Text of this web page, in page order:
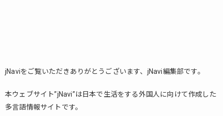
jNaviをご覧いただきありがとうございます、jNavi編集部です。
本ウェブサイト”jNavi”は日本で生活をする外国人に向けて作成した
多言語情報サイトです。